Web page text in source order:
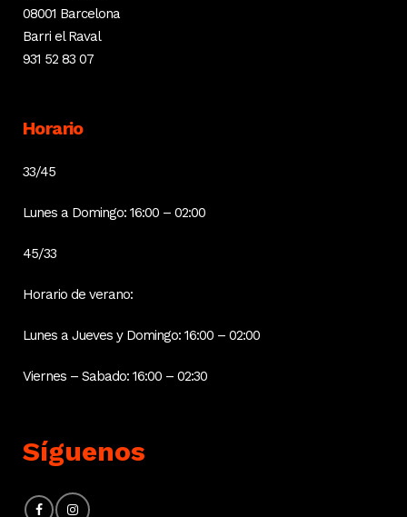
08001 Barcelona
Barri el Raval
931 52 83 07
Horario
33/45
Lunes a Domingo: 16:00 – 02:00
45/33
Horario de verano:
Lunes a Jueves y Domingo: 16:00 – 02:00
Viernes – Sabado: 16:00 – 02:30
Síguenos